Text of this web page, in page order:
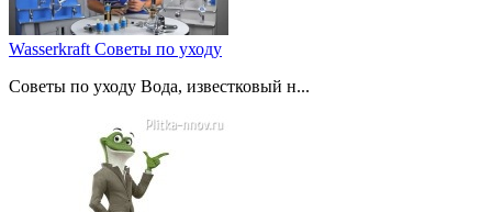
Wasserkraft Советы по уходу
Советы по уходу Вода, известковый н...